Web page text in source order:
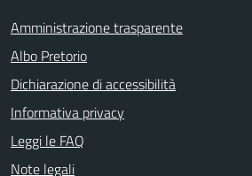
Amministrazione trasparente
Albo Pretorio
Dichiarazione di accessibilità
Informativa privacy
Leggi le FAQ
Note legali